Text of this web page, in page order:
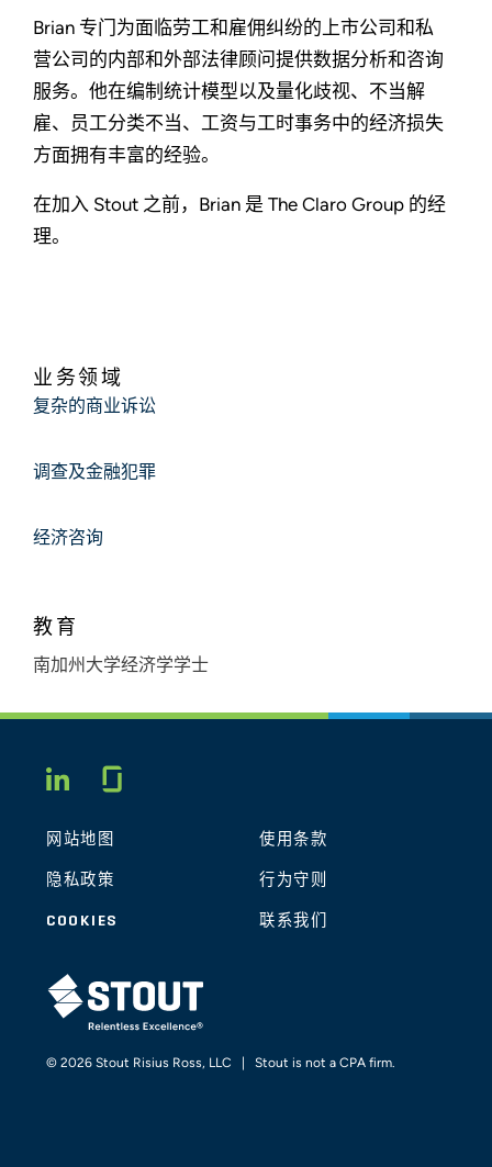
Brian 专门为面临劳工和雇佣纠纷的上市公司和私
营公司的内部和外部法律顾问提供数据分析和咨询
服务。他在编制统计模型以及量化歧视、不当解
雇、员工分类不当、工资与工时事务中的经济损失
方面拥有丰富的经验。
在加入 Stout 之前，Brian 是 The Claro Group 的经
理。
业务领域
复杂的商业诉讼
调查及金融犯罪
经济咨询
教育
南加州大学经济学学士
LINKEDIN
网站地图 使用条款
隐私政策 行为守则
COOKIES 联系我们
STOUT LOGO
© 2026 Stout Risius Ross, LLC | Stout is not a CPA firm.